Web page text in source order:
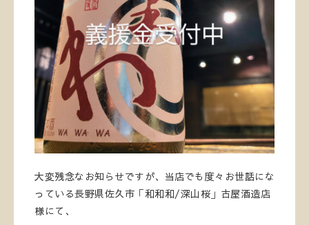
大変残念なお知らせですが、当店でも度々お世話にな
っている長野県佐久市「和和和/深山桜」古屋酒造店
様にて、